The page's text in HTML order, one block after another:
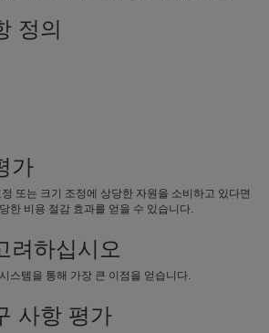
정의
가
또는 크기 조정에 상당한 자원을 소비하고 있다면
한 비용 절감 효과를 얻을 수 있습니다.
려하십시오
스템을 통해 가장 큰 이점을 얻습니다.
사항 평가